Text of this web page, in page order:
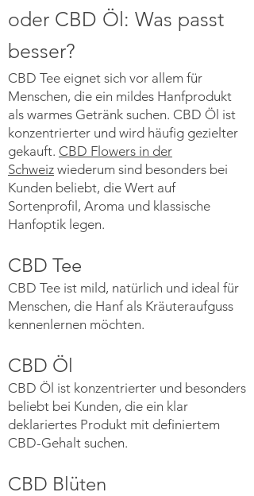
oder CBD Öl: Was passt
besser?
CBD Tee eignet sich vor allem für
Menschen, die ein mildes Hanfprodukt
als warmes Getränk suchen. CBD Öl ist
konzentrierter und wird häufig gezielter
gekauft. CBD Flowers in der
Schweiz wiederum sind besonders bei
Kunden beliebt, die Wert auf
Sortenprofil, Aroma und klassische
Hanfoptik legen.
CBD Tee
CBD Tee ist mild, natürlich und ideal für
Menschen, die Hanf als Kräuteraufguss
kennenlernen möchten.
CBD Öl
CBD Öl ist konzentrierter und besonders
beliebt bei Kunden, die ein klar
deklariertes Produkt mit definiertem
CBD-Gehalt suchen.
CBD Blüten